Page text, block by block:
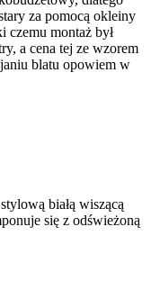
za pomocą okleiny
czemu montaż był
a cena tej ze wzorem
blatu opowiem w
białą wiszącą
się z odświeżoną